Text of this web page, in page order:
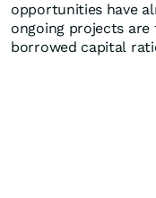
opportunities have
ongoing projects are
borrowed capital